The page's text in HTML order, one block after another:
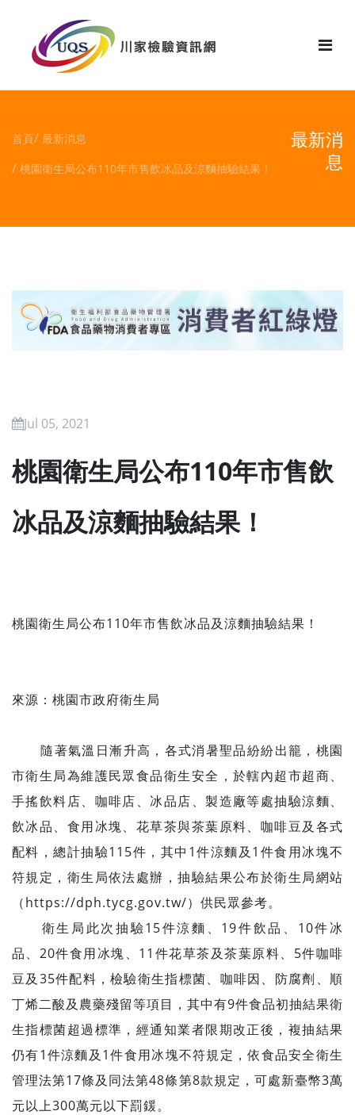
首頁 最新消息
桃園衛生局公布110年市售飲冰品及涼麵抽驗結果！
最新消
息
Jul 05, 2021
桃園衛生局公布110年市售飲
冰品及涼麵抽驗結果！
桃園衛生局公布110年市售飲冰品及涼麵抽驗結果！
來源：桃園市政府衛生局
隨著氣溫日漸升高，各式消暑聖品紛紛出籠，桃園
市衛生局為維護民眾食品衛生安全，於轄內超市超商、
手搖飲料店、咖啡店、冰品店、製造廠等處抽驗涼麵、
飲冰品、食用冰塊、花草茶與茶葉原料、咖啡豆及各式
配料，總計抽驗115件，其中1件涼麵及1件食用冰塊不
符規定，衛生局依法處辦，抽驗結果公布於衛生局網站
（https://dph.tycg.gov.tw/）供民眾參考。
衛生局此次抽驗15件涼麵、19件飲品、10件冰
品、20件食用冰塊、11件花草茶及茶葉原料、5件咖啡
豆及35件配料，檢驗衛生指標菌、咖啡因、防腐劑、順
丁烯二酸及農藥殘留等項目，其中有9件食品初抽結果衛
生指標菌超過標準，經通知業者限期改正後，複抽結果
仍有1件涼麵及1件食用冰塊不符規定，依食品安全衛生
管理法第17條及同法第48條第8款規定，可處新臺幣3萬
元以上300萬元以下罰鍰。